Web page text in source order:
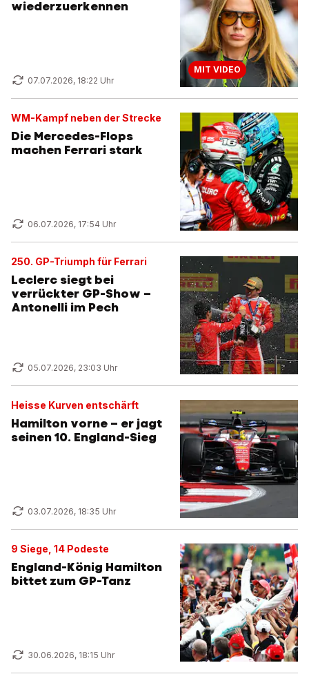
wiederzuerkennen
07.07.2026, 18:22 Uhr
MIT VIDEO
WM-Kampf neben der Strecke
Die Mercedes-Flops
machen Ferrari stark
06.07.2026, 17:54 Uhr
250. GP-Triumph für Ferrari
Leclerc siegt bei
verrückter GP-Show –
Antonelli im Pech
05.07.2026, 23:03 Uhr
Heisse Kurven entschärft
Hamilton vorne – er jagt
seinen 10. England-Sieg
03.07.2026, 18:35 Uhr
9 Siege, 14 Podeste
England-König Hamilton
bittet zum GP-Tanz
30.06.2026, 18:15 Uhr